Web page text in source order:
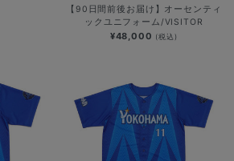
【90日間前後お届け】オーセンティ
ックユニフォーム/VISITOR
¥48,000 (税込)